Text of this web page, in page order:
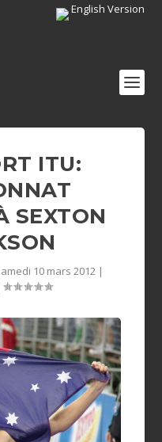
English Version
ITU:
SEXTON
10 mars 2012|